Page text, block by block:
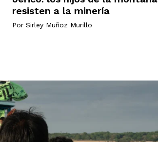
resisten a la minería
Por Sirley Muñoz Murillo